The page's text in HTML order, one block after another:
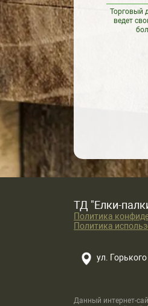
Торговый
ведет
ТД "Елки-
Политика
Политика
ул.
Данный интернет-